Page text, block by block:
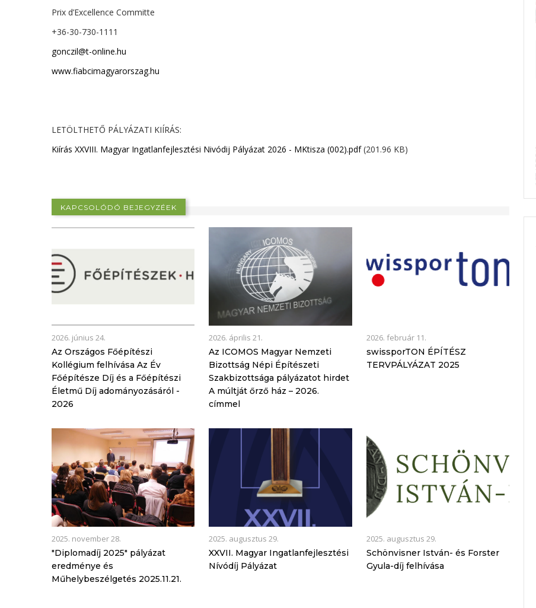
Prix d’Excellence Committe
+36-30-730-1111
gonczil@t-online.hu
www.fiabcimagyarorszag.hu
LETÖLTHETŐ PÁLYÁZATI KIÍRÁS:
Kiírás XXVIII. Magyar Ingatlanfejlesztési Nivódij Pályázat 2026 - MKtisza (002).pdf (201.96 KB)
KAPCSOLÓDÓ BEJEGYZÉEK
2026. június 24.
Az Országos Főépítészi
Kollégium felhívása Az Év
Főépítésze Díj és a Főépítészi
Életmű Díj adományozásáról -
2026
2026. április 21.
Az ICOMOS Magyar Nemzeti
Bizottság Népi Építészeti
Szakbizottsága pályázatot hirdet
A múltját őrző ház – 2026.
címmel
2026. február 11.
swissporTON ÉPÍTÉSZ
TERVPÁLYÁZAT 2025
2025. november 28.
"Diplomadíj 2025" pályázat
eredménye és
Műhelybeszélgetés 2025.11.21.
2025. augusztus 29.
XXVII. Magyar Ingatlanfejlesztési
Nívódíj Pályázat
2025. augusztus 29.
Schönvisner István- és Forster
Gyula-díj felhívása